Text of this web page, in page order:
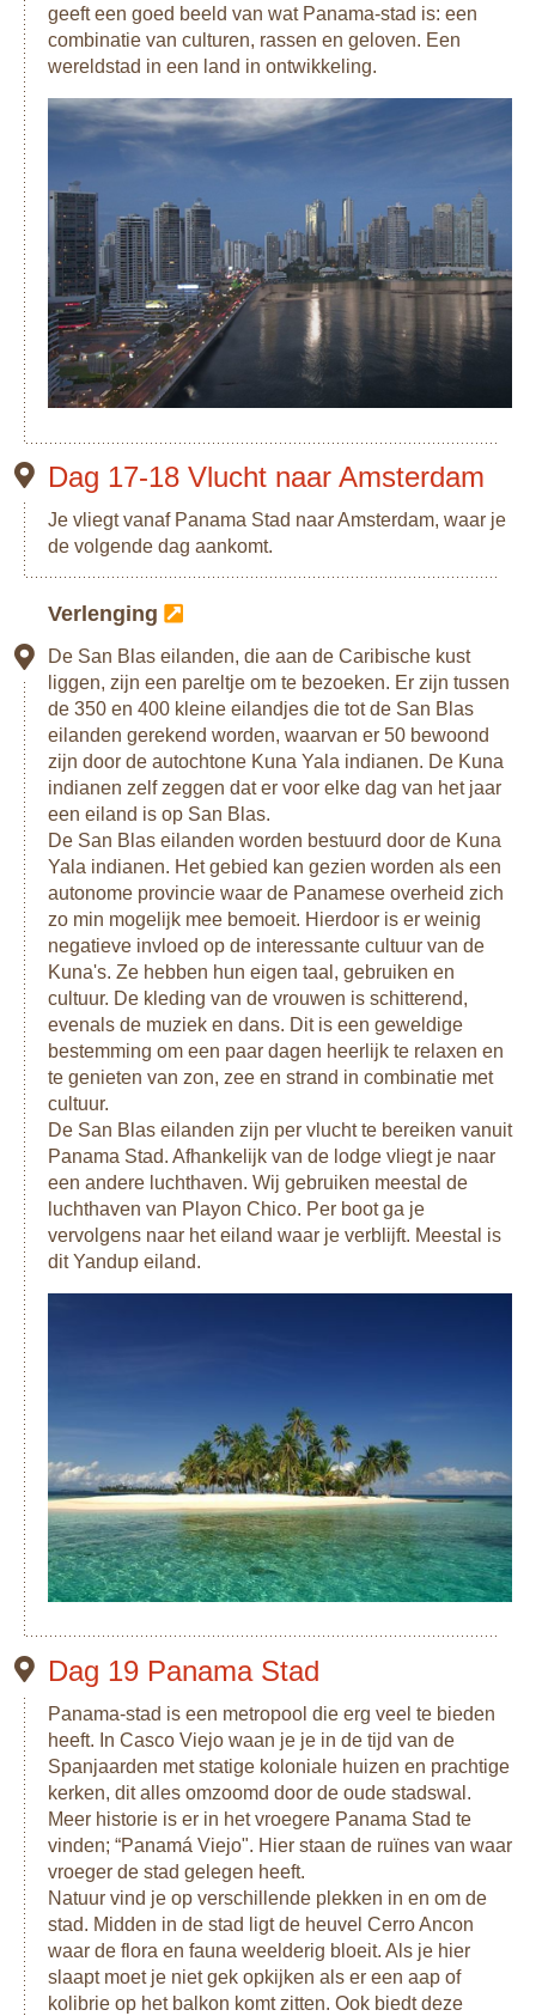
geeft een goed beeld van wat Panama-stad is: een
combinatie van culturen, rassen en geloven. Een
wereldstad in een land in ontwikkeling.
Dag 17-18 Vlucht naar Amsterdam
Je vliegt vanaf Panama Stad naar Amsterdam, waar je
de volgende dag aankomt.
Verlenging
De San Blas eilanden, die aan de Caribische kust
liggen, zijn een pareltje om te bezoeken. Er zijn tussen
de 350 en 400 kleine eilandjes die tot de San Blas
eilanden gerekend worden, waarvan er 50 bewoond
zijn door de autochtone Kuna Yala indianen. De Kuna
indianen zelf zeggen dat er voor elke dag van het jaar
een eiland is op San Blas.
De San Blas eilanden worden bestuurd door de Kuna
Yala indianen. Het gebied kan gezien worden als een
autonome provincie waar de Panamese overheid zich
zo min mogelijk mee bemoeit. Hierdoor is er weinig
negatieve invloed op de interessante cultuur van de
Kuna's. Ze hebben hun eigen taal, gebruiken en
cultuur. De kleding van de vrouwen is schitterend,
evenals de muziek en dans. Dit is een geweldige
bestemming om een paar dagen heerlijk te relaxen en
te genieten van zon, zee en strand in combinatie met
cultuur.
De San Blas eilanden zijn per vlucht te bereiken vanuit
Panama Stad. Afhankelijk van de lodge vliegt je naar
een andere luchthaven. Wij gebruiken meestal de
luchthaven van Playon Chico. Per boot ga je
vervolgens naar het eiland waar je verblijft. Meestal is
dit Yandup eiland.
Dag 19 Panama Stad
Panama-stad is een metropool die erg veel te bieden
heeft. In Casco Viejo waan je je in de tijd van de
Spanjaarden met statige koloniale huizen en prachtige
kerken, dit alles omzoomd door de oude stadswal.
Meer historie is er in het vroegere Panama Stad te
vinden; “Panamá Viejo". Hier staan de ruïnes van waar
vroeger de stad gelegen heeft.
Natuur vind je op verschillende plekken in en om de
stad. Midden in de stad ligt de heuvel Cerro Ancon
waar de flora en fauna weelderig bloeit. Als je hier
slaapt moet je niet gek opkijken als er een aap of
kolibrie op het balkon komt zitten. Ook biedt deze